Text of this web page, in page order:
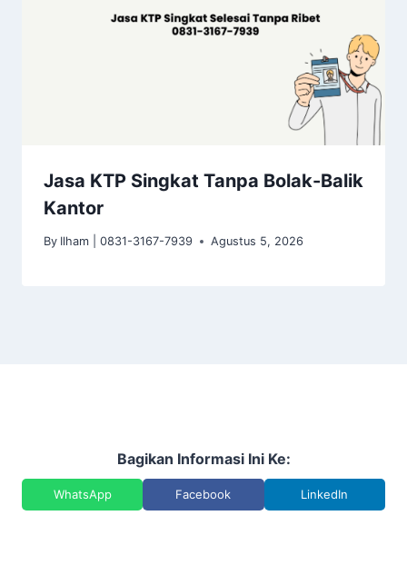
Jasa KTP Singkat Tanpa Bolak-Balik
Kantor
By Ilham | 0831-3167-7939 Agustus 5, 2026
Bagikan Informasi Ini Ke:
WhatsApp Facebook LinkedIn